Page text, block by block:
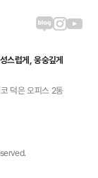
블로그 링크
인스타그
유튜브
스럽게, 웅숭깊게
덕은 오피스 2동